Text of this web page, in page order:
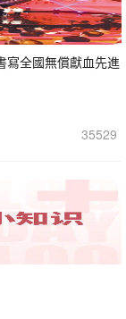
全國無償獻血先進
35529